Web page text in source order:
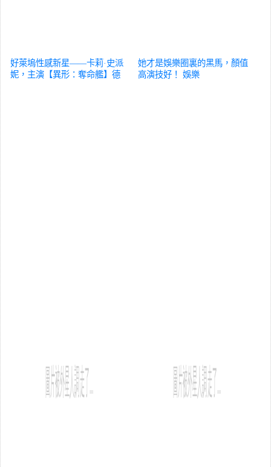
好萊塢性感新星——卡莉·史派
妮，主演【異形：奪命艦】德
她才是娛樂圈裏的黑馬，顏值
高演技好！
娛樂